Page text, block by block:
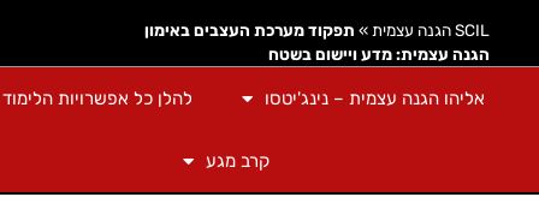
SCIL הגנה עצמית » תפקוד מערכת העצבים באימון
הגנה עצמית: מדע ויישום בשטח
אליהו הגנה עצמית – נינג'יטסו להלן כל אפשרויות הלימוד
קרב מגע